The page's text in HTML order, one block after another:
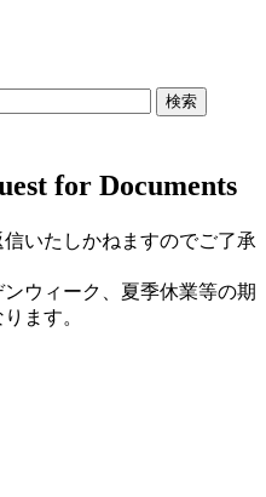
for Documents
いたしかねますのでご了承
ウィーク、夏季休業等の期
ます。